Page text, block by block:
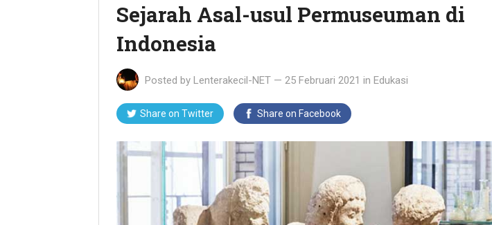
Sejarah Asal-usul Permuseuman di
Indonesia
Posted by Lenterakecil-NET — 25 Februari 2021 in Edukasi
Share on Twitter Share on Facebook